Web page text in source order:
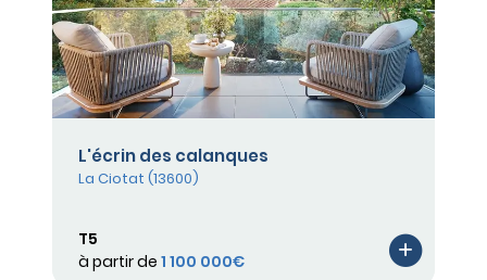
L'écrin des calanques
La Ciotat (13600)
T5
à partir de 1 100 000€